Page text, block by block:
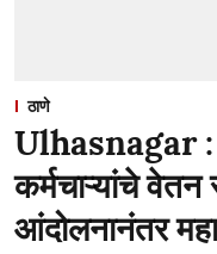
ठाणे
Ulhasnagar :
कर्मचाऱ्यांचे वेतन
आंदोलनानंतर